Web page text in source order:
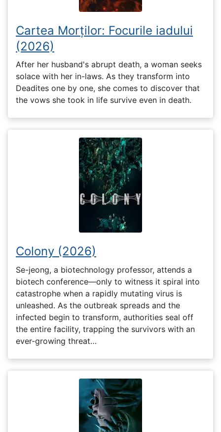
Cartea Morților: Focurile iadului
(2026)
After her husband's abrupt death, a woman seeks
solace with her in-laws. As they transform into
Deadites one by one, she comes to discover that
the vows she took in life survive even in death.
Colony (2026)
Se-jeong, a biotechnology professor, attends a
biotech conference—only to witness it spiral into
catastrophe when a rapidly mutating virus is
unleashed. As the outbreak spreads and the
infected begin to transform, authorities seal off
the entire facility, trapping the survivors with an
ever-growing threat…